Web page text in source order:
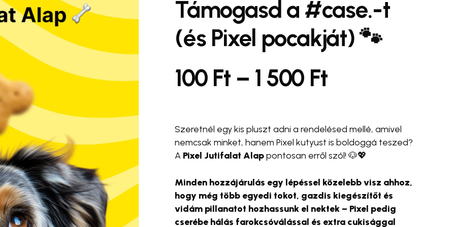
#halo ring
telefonpánt
Támogasd a #case.-t
(és Pixel pocakját) 🐾
100 Ft – 1 500 Ft
-
1
500 Ft
Szeretnél egy kis pluszt adni a rendelésed mellé, amivel
nemcsak minket, hanem Pixel kutyust is boldoggá teszed?
A Pixel Jutifalat Alappontosan erről szól! 🐶💖
Minden hozzájárulás egy lépéssel közelebb visz ahhoz,
hogy még több egyedi tokot, gazdis kiegészítőt és
vidám pillanatot hozhassunk el nektek – Pixel pedig
cserébe hálás farokcsóválással és extra cukisággal